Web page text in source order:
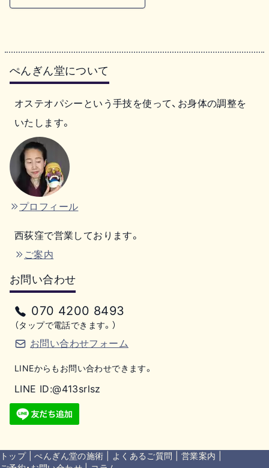
ぺんぎん堂について
オステオパシーという手技を使って、お身体の調整を
いたします。
プロフィール
西荻窪で営業しております。
ご案内
お問い合わせ
070 4200 8493
（タップで電話できます。）
お問い合わせフォーム
LINEからもお問い合わせできます。
LINE ID:@413srlsz
トップ|ぺんぎん堂の施術 よくあるご質問 営業案内